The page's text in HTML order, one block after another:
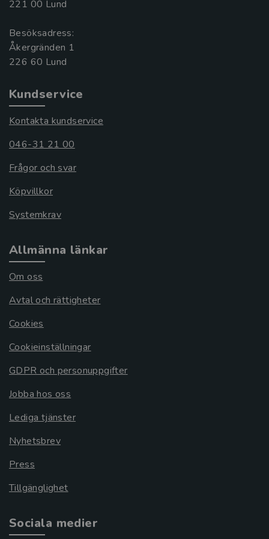
221 00 Lund
Besöksadress:
Åkergränden 1
Kundservice
Kontakta kundservice
046-31 21 00
Frågor och svar
Köpvillkor
Systemkrav
Allmänna länkar
Om oss
Avtal och rättigheter
Cookies
Cookieinställningar
GDPR och personuppgifter
Jobba hos oss
Lediga tjänster
Nyhetsbrev
Press
Tillgänglighet
Sociala medier